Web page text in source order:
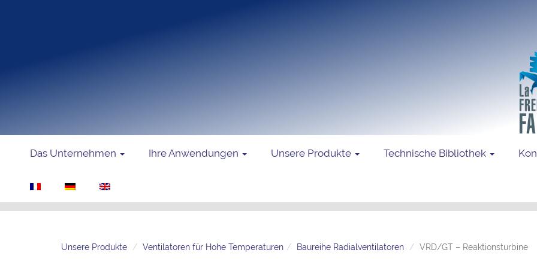
Das Unternehmen Ihre Anwendungen Unsere Produkte Technische Bibliothek
Unsere Produkte Ventilatoren für Hohe Temperaturen Baureihe Radialventilatoren VRD/GT – Reaktionsturbine